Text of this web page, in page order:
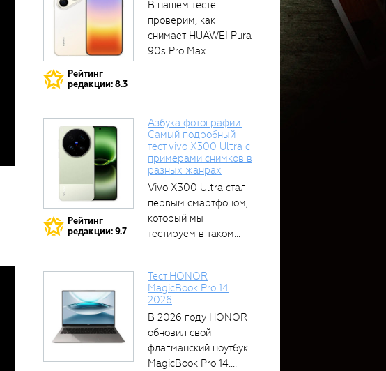
Рейтинг
редакции: 8.3
В нашем тесте
проверим, как
снимает HUAWEI Pura
90s Pro Max...
Рейтинг
редакции: 9.7
Азбука фотографии.
Самый подробный
тест vivo X300 Ultra с
примерами снимков в
разных жанрах
Vivo X300 Ultra стал
первым смартфоном,
который мы
тестируем в таком...
Тест HONOR
MagicBook Pro 14
2026
В 2026 году HONOR
обновил свой
флагманский ноутбук
MagicBook Pro 14....